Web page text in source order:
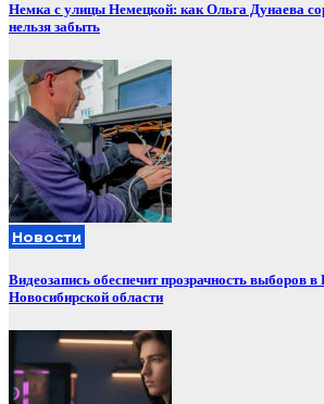
Немка с улицы Немецкой: как Ольга Дунаева
нельзя забыть
Новости
Видеозапись обеспечит прозрачность выборов в
Новосибирской области